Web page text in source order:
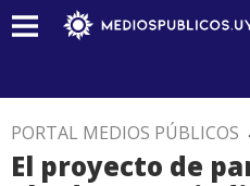
PORTAL MEDIOS PÚBLICOS .
El proyecto de